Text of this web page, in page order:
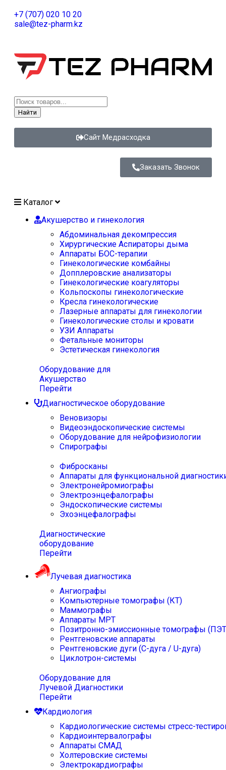
+7 (707) 020 10 20
sale@tez-pharm.kz
Найти
Сайт Медрасходка
Заказать Звонок
Каталог
Акушерство и гинекология
Абдоминальная декомпрессия
Хирургические Аспираторы дыма
Аппараты БОС-терапии
Гинекологические комбайны
Допплеровские анализаторы
Гинекологические коагуляторы
Кольпоскопы гинекологические
Кресла гинекологические
Лазерные аппараты для гинекологии
Гинекологические столы и кровати
УЗИ Аппараты
Фетальные мониторы
Эстетическая гинекология
Оборудование для
Акушерство
Перейти
Диагностическое оборудование
Веновизоры
Видеоэндоскопические системы
Оборудование для нейрофизиологии
Спирографы
Фибросканы
Аппараты для функциональной
Электронейромиографы
Электроэнцефалографы
Эндоскопические системы
Эхоэнцефалографы
Диагностические
оборудование
Перейти
Лучевая диагностика
Ангиографы
Компьютерные томографы (КТ)
Маммографы
Аппараты МРТ
Позитронно-эмиссионные томографы
Рентгеновские аппараты
Рентгеновские дуги (С-дуга / U-дуга)
Циклотрон-системы
Оборудование для
Лучевой Диагностики
Перейти
Кардиология
Кардиологические системы стресс-
Кардиоинтервалографы
Аппараты СМАД
Холтеровские системы
Электрокардиографы